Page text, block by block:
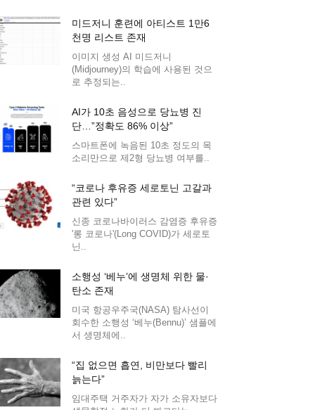
미드저니 훈련에 아티스트 1만6
천명 리스트 존재
이미지 생성 AI 미드저니
(Midjourney)의 학습에 사용된 것으
로 추정되는..
AI가 10초 음성으로 당뇨병 진
단…”정확도 86% 이상”
스마트폰에 녹음된 10초 정도의 목
소리만으로 제2형 당뇨병 여부를..
“코로나 후유증 세로토닌 고갈과
관련 있다”
신종 코로나바이러스 감염증 후유증
'롱 코로나'(Long COVID)가 세로토
닌..
소행성 ‘베누’에 생명체 위한 물·
탄소 존재
미국 항공우주국(NASA) 탐사선이
회수한 소행성 ‘베누(Bennu)’ 샘플에
서 생명체에..
“집 없으면 흡연, 비만보다 빨리
늙는다”
임대주택 거주자가 자가 소유자보다